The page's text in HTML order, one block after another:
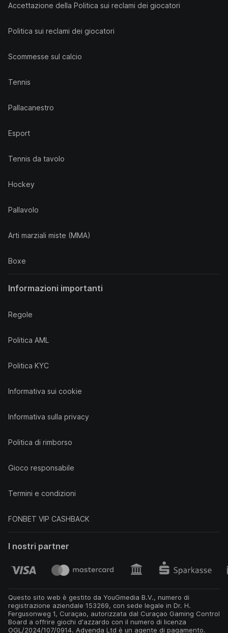
Accettazione della Politica sui reclami dei giocatori
Politica sui reclami dei giocatori
Scommesse sul calcio
Tennis
Pallacanestro
Esport
Tennis da tavolo
Hockey
Pallavolo
Arti marziali miste (MMA)
Boxe
Informazioni importanti
Regole
Politica AML
Politica KYC
Informativa sui cookie
Informativa sulla privacy
Politica di rimborso
Gioco responsabile
Termini e condizioni
FONBET VIP CASHBACK
I nostri partner
Questo sito web è gestito da YouGmedia B.V., numero di
registrazione aziendale 153269, con sede legale in Dr. H.
Fergusonweg 1, Curaçao, autorizzata dal Curaçao Gaming Control
Board a offrire giochi d'azzardo con il numero di licenza
OGL/2024/107/0914. Adyenda Ltd è un agente di pagamento.